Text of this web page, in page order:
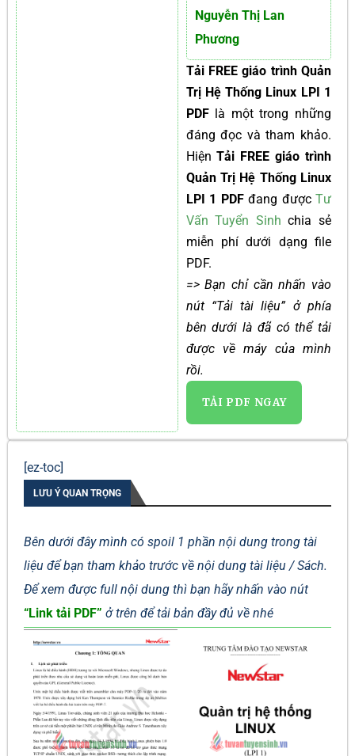
Nguyễn Thị Lan
Phương
Tải FREE giáo trình Quản
Trị Hệ Thống Linux LPI 1
PDFlà một trong những
đáng đọc và tham khảo.
HiệnTải FREE giáo trình
Quản Trị Hệ Thống Linux
LPI 1 PDFđang đượcTư
Vấn Tuyển Sinh chia sẻ
miễn phí dưới dạng file
PDF.
=> Bạn chỉ cần nhấn vào
nút “Tải tài liệu” ở phía
bên dưới là đã có thể tải
được về máy của mình
rồi.
TẢI PDF NGAY
[ez-toc]
LƯU Ý QUAN TRỌNG
Bên dưới đây mình có spoil 1 phần nội dung trong tài
liệu để bạn tham khảo trước về nội dung tài liệu / Sách.
Để xem được full nội dung thì bạn hãy nhấn vào nút
“Link tải PDF” ở trên để tải bản đầy đủ về nhé